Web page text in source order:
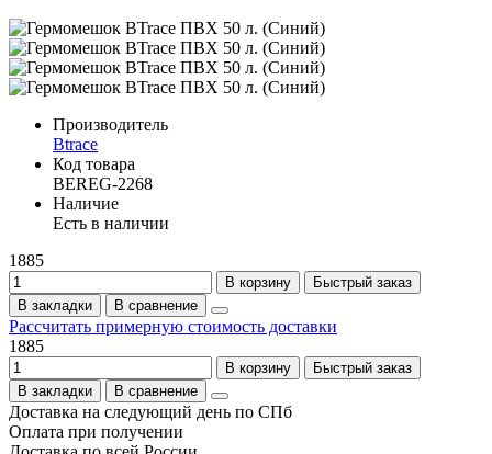
Производитель
Btrace
Код товара
BEREG-2268
Наличие
Есть в наличии
1885
В корзину
Быстрый заказ
В закладки
В сравнение
Рассчитать примерную стоимость доставки
1885
В корзину
Быстрый заказ
В закладки
В сравнение
Доставка на следующий день по СПб
Оплата при получении